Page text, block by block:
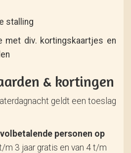
stalling
met div. kortingskaartjes en
& kortingen
geldt een toeslag
personen op
m 3 jaar gratis en van 4 t/m